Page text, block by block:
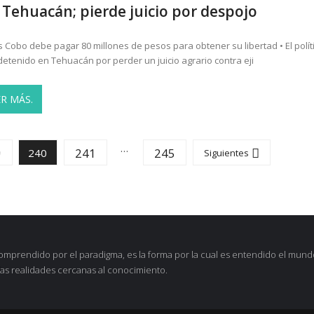
pierde juicio por despojo
Cobo debe pagar 80 millones de pesos para obtener su libertad • El
en Tehuacán por perder un juicio agrario contra eji
MÁS.
240 241 … 245 Siguientes
por el paradigma, es la forma por la cual es entendido el
realidades cercanas al conocimiento.